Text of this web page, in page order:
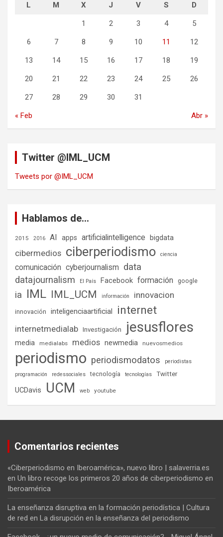
L M X J V S D
1 2 3 4 5
6 7 8 9 10 11 12
13 14 15 16 17 18 19
20 21 22 23 24 25 26
27 28 29 30 31
« Feb Abr »
Twitter @IML_UCM
Tweets por @IML_UCM
Hablamos de…
2015 2016 AI apps artificialintelligence bigdata
cibermedios ciberperiodismo ciencia
comunicación cyberjournalism data
datajournalism El País Facebook formación google
ia IML IML_UCM información innovacion
innovación inteligenciaartificial internet
internetmedialab Investigación jesusflores
media medialabs medios newmedia nuevosmedios
periodismo periodismodatos
periodistas
programación
redessociales tecnología tecnologías Twitter
UCDavis UCM web youtube
Comentarios recientes
«Ciberperiodismo en Iberoamérica», nuevo libro | salaverria.es
en Un libro recoge los primeros 20 años de ciberperiodismo en
Iberoamérica
La enseñanza disruptiva en la formación periodística | Cultura
de red en La disrupción en la enseñanza del periodismo